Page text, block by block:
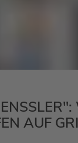
AUF